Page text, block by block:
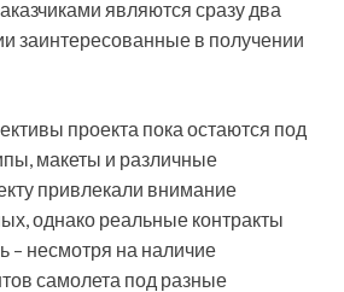
являются сразу два
заинтересованные в получении
проекта пока остаются под
макеты и различные
привлекали внимание
однако реальные контракты
– несмотря на наличие
самолета под разные